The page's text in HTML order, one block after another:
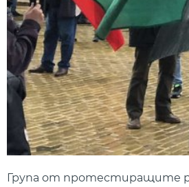
Група от протестиращите